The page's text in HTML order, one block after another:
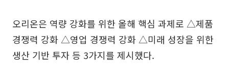
오리온은 역량 강화를 위한 올해 핵심 과제로 △제품
경쟁력 강화 △영업 경쟁력 강화 △미래 성장을 위한
생산 기반 투자 등 3가지를 제시했다.